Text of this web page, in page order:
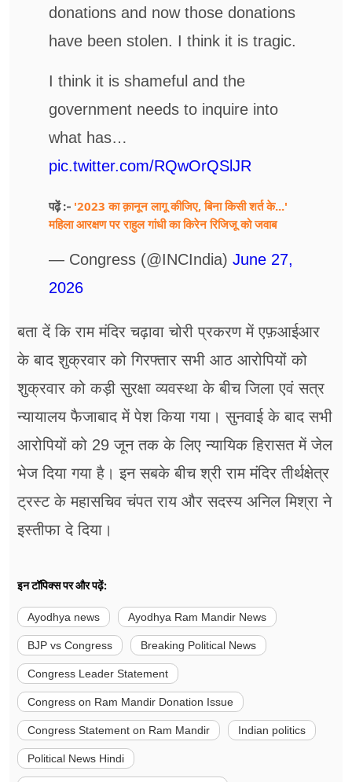
donations and now those donations
have been stolen. I think it is tragic.
I think it is shameful and the
government needs to inquire into
what has…
pic.twitter.com/RQwOrQSlJR
पढ़ें :- '2023 का क़ानून लागू कीजिए, बिना किसी शर्त के...'
महिला आरक्षण पर राहुल गांधी का किरेन रिजिजू को जवाब
— Congress (@INCIndia) June 27,
2026
बता दें कि राम मंदिर चढ़ावा चोरी प्रकरण में एफ़आईआर
के बाद शुक्रवार को गिरफ्तार सभी आठ आरोपियों को
शुक्रवार को कड़ी सुरक्षा व्यवस्था के बीच जिला एवं सत्र
न्यायालय फैजाबाद में पेश किया गया। सुनवाई के बाद सभी
आरोपियों को 29 जून तक के लिए न्यायिक हिरासत में जेल
भेज दिया गया है। इन सबके बीच श्री राम मंदिर तीर्थक्षेत्र
ट्रस्ट के महासचिव चंपत राय और सदस्य अनिल मिश्रा ने
इस्तीफा दे दिया।
इन टॉपिक्स पर और पढ़ें:
Ayodhya news Ayodhya Ram Mandir News
BJP vs Congress Breaking Political News
Congress Leader Statement
Congress on Ram Mandir Donation Issue
Congress Statement on Ram Mandir Indian politics
Political News Hindi